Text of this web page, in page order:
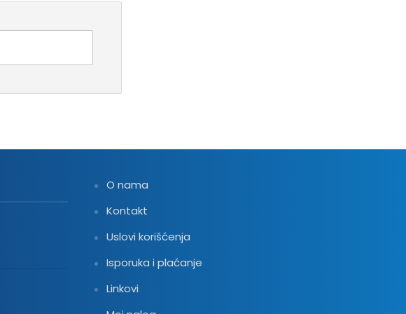
O nama
Kontakt
Uslovi korišćenja
Isporuka i plaćanje
Linkovi